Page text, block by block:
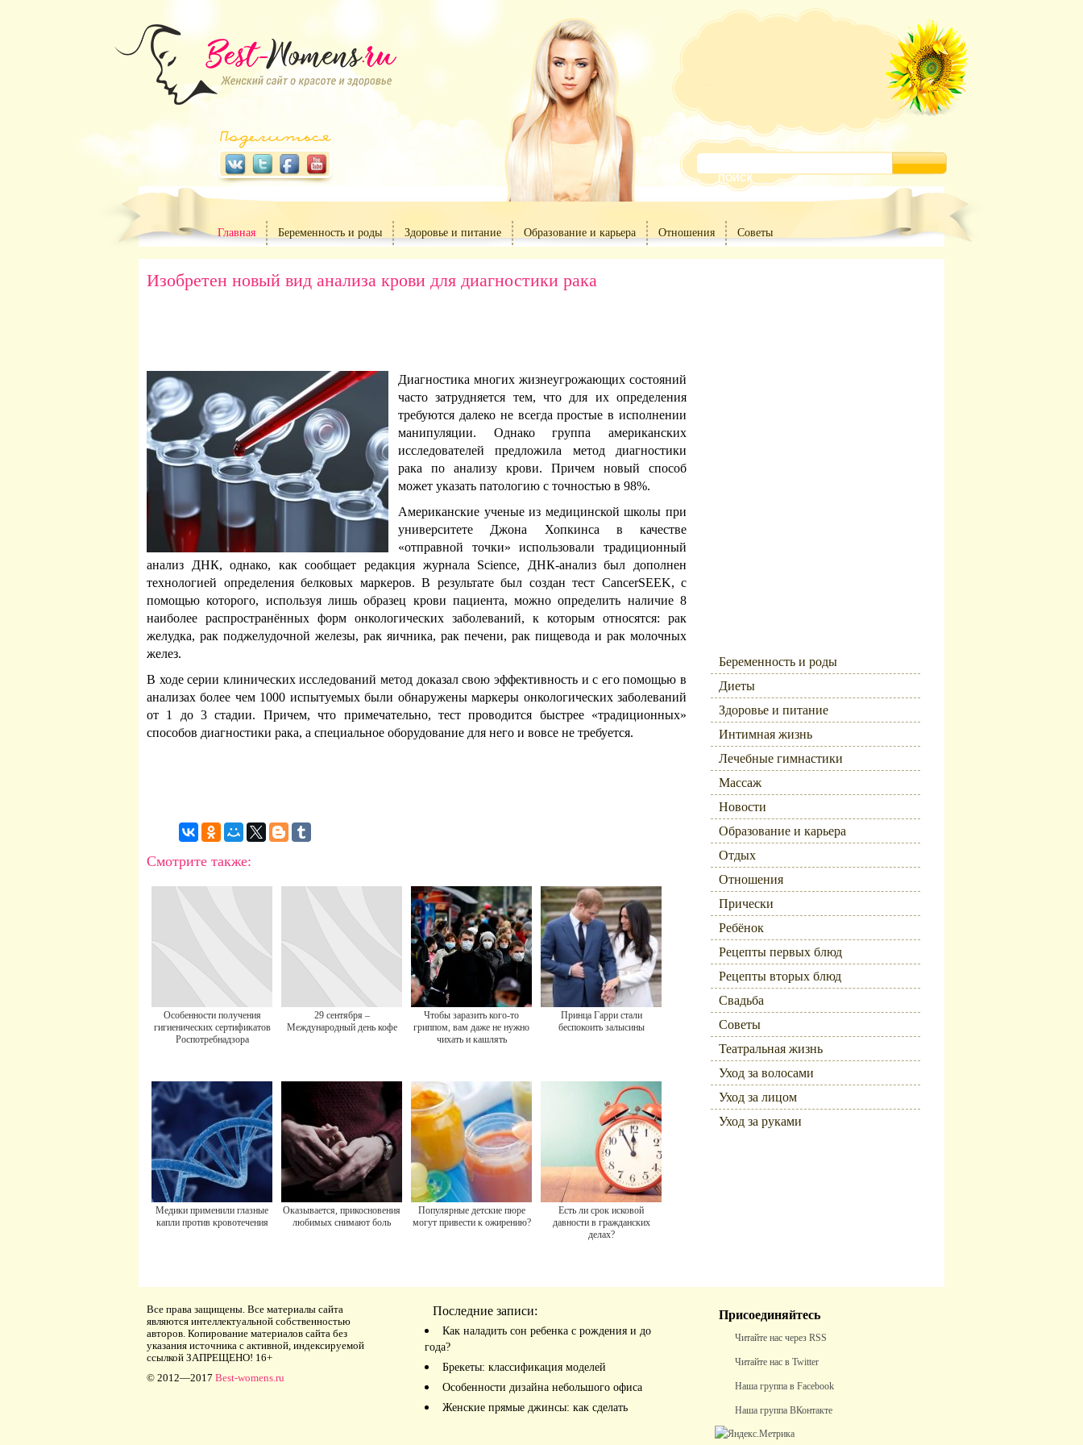
Главная Беременность и роды Здоровье и питание Образование и карьера Отношения Советы
Изобретен новый вид анализа крови для диагностики рака
Диагностика многих жизнеугрожающих состояний
часто затрудняется тем, что для их определения
требуются далеко не всегда простые в исполнении
манипуляции. Однако группа американских
исследователей предложила метод диагностики
рака по анализу крови. Причем новый способ
может указать патологию с точностью в 98%.
Американские ученые из медицинской школы при
университете Джона Хопкинса в качестве
«отправной точки» использовали традиционный
анализ ДНК, однако, как сообщает редакция журнала Science, ДНК-анализ был дополнен
технологией определения белковых маркеров. В результате был создан тест CancerSEEK, с
помощью которого, используя лишь образец крови пациента, можно определить наличие 8
наиболее распространённых форм онкологических заболеваний, к которым относятся: рак
желудка, рак поджелудочной железы, рак яичника, рак печени, рак пищевода и рак молочных
желез.
В ходе серии клинических исследований метод доказал свою эффективность и с его помощью в
анализах более чем 1000 испытуемых были обнаружены маркеры онкологических заболеваний
от 1 до 3 стадии. Причем, что примечательно, тест проводится быстрее «традиционных»
способов диагностики рака, а специальное оборудование для него и вовсе не требуется.
Смотрите также:
Особенности получения
гигиенических сертификатов
Роспотребнадзора
29 сентября –
Международный день кофе
Чтобы заразить кого-то
гриппом, вам даже не нужно
чихать и кашлять
Принца Гарри стали
беспокоить залысины
Медики применили глазные
капли против кровотечения
Оказывается, прикосновения
любимых снимают боль
Популярные детские пюре
могут привести к ожирению?
Есть ли срок исковой
давности в гражданских
делах?
Беременность и роды
Диеты
Здоровье и питание
Интимная жизнь
Лечебные гимнастики
Массаж
Новости
Образование и карьера
Отдых
Отношения
Прически
Ребёнок
Рецепты первых блюд
Рецепты вторых блюд
Свадьба
Советы
Театральная жизнь
Уход за волосами
Уход за лицом
Уход за руками
Все права защищены. Все материалы сайта
являются интеллектуальной собственностью
авторов. Копирование материалов сайта без
указания источника с активной, индексируемой
ссылкой ЗАПРЕЩЕНО! 16+
© 2012—2017 Best-womens.ru
Последние записи:
Как наладить сон ребенка с рождения и до
года?
Брекеты: классификация моделей
Особенности дизайна небольшого офиса
Женские прямые джинсы: как сделать
Присоединяйтесь
Читайте нас через RSS
Читайте нас в Twitter
Наша группа в Facebook
Наша группа ВКонтакте